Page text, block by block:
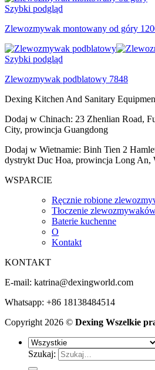
Szybki podgląd
Zlewozmywak montowany od góry
Szybki podgląd
Zlewozmywak podblatowy 7848
Dexing Kitchen And Sanitary
Dodaj w Chinach: 23 Zhenlian Road,
City, prowincja Guangdong
Dodaj w Wietnamie: Binh Tien 2
dystrykt Duc Hoa, prowincja Long An,
WSPARCIE
Ręcznie robione
Tłoczenie
Baterie kuchenne
O
Kontakt
KONTAKT
E-mail: katrina@dexingworld.com
Whatsapp: +86 18138484514
Copyright 2026 © Dexing Wszelkie
Szukaj: